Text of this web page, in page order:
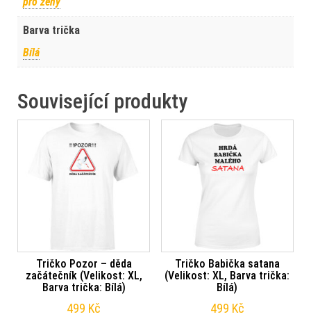
Barva trička
Bílá
Související produkty
Tričko Pozor – děda
začátečník (Velikost: XL,
Barva trička: Bílá)
499 Kč
Tričko Babička satana
(Velikost: XL, Barva trička:
Bílá)
499 Kč